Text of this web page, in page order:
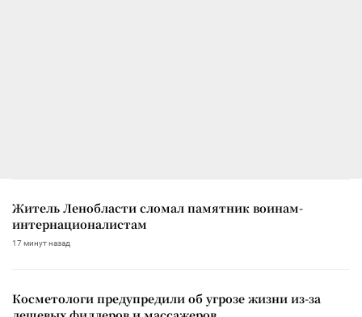
Житель Ленобласти сломал памятник воинам-
интернационалистам
17 минут назад
Косметологи предупредили об угрозе жизни из-за